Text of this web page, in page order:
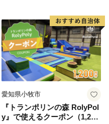
愛知県小牧市
『トランポリンの森 RolyPol
y』で使えるクーポン（1,200